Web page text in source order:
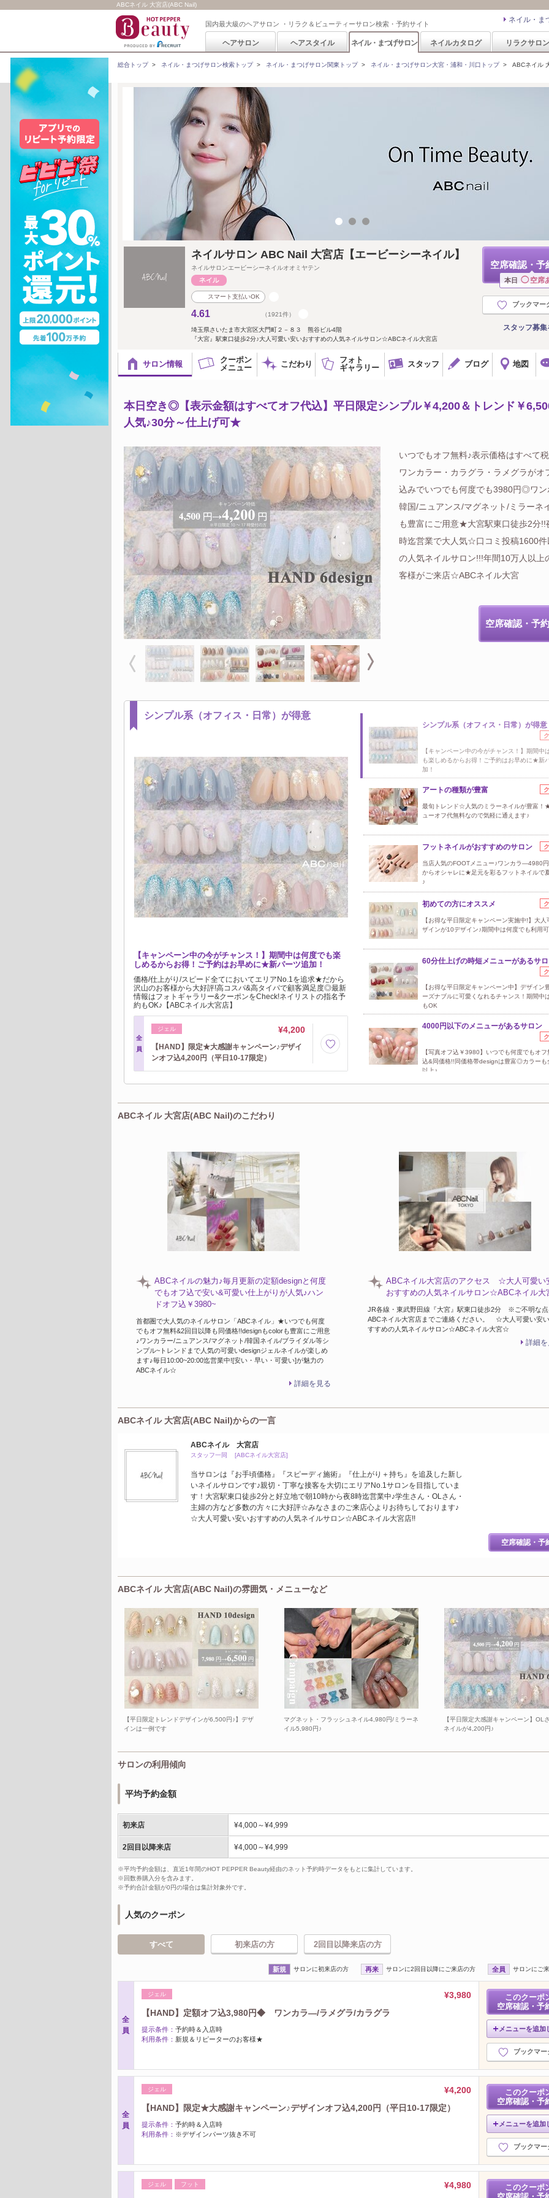
ABCネイル 大宮店(ABC Nail)
国内最大級のヘアサロン ・リラク＆ビューティーサロン検索・予約サイト ネイル・ま
ヘアサロン ヘアスタイル ネイル・まつげサロン ネイルカタログ リラクサロン
総合トップ> ネイル・まつげサロン検索トップ> ネイル・まつげサロン関東トップ> ネイル・まつげサロン大宮・浦和・川口トップ> ABCネイル
空席確認・予
本日 ◯ 空席
ブックマー
スタッフ募
ネイルサロン ABC Nail 大宮店【エービーシーネイル】
ネイルサロンエービーシーネイルオオミヤテン
スマート支払いOK
4.61 （1921件）
埼玉県さいたま市大宮区大門町２－８３ 熊谷ビル4階
『大宮』駅東口徒歩2分♪大人可愛い安いおすすめの人気ネイルサロン☆ABCネイル大宮店
サロン情報
クーポン
メニュー
こだわり
フォト
ギャラリー
スタッフ ブログ 地図
本日空き◎【表示金額はすべてオフ代込】平日限定シンプル￥4,200＆トレンド￥
人気♪30分～仕上げ可★
いつでもオフ無料♪表示価格はすべて
ワンカラー・カラグラ・ラメグラがオ
込みでいつでも何度でも3980円◎ワン
韓国/ニュアンス/マグネット/ミラーネ
も豊富にご用意★大宮駅東口徒歩2分!!
時迄営業で大人気☆口コミ投稿1600件
の人気ネイルサロン!!!年間10万人以上
客様がご来店☆ABCネイル大宮
空席確認・予
シンプル系（オフィス・日常）が得意
【キャンペーン中の今がチャンス！】期間中は何度でも楽
しめるからお得！ご予約はお早めに★新パーツ追加！
価格/仕上がり/スピード全てにおいてエリアNo.1を追求★だから
沢山のお客様から大好評!高コスパ&高タイパで顧客満足度◎最新
情報はフォトギャラリー&クーポンをCheck!ネイリストの指名予
約もOK♪【ABCネイル大宮店】
全
員
ジェル ¥4,200
【HAND】限定★大感謝キャンペーン♪デザイ
ンオフ込4,200円（平日10-17限定）
シンプル系（オフィス・日常）が得意
【キャンペーン中の今がチャンス！】期間中
も楽しめるからお得！ご予約はお早めに★新
加！
アートの種類が豊富
最旬トレンド☆人気のミラーネイルが豊富！
ューオフ代無料なので気軽に通えます♪
フットネイルがおすすめのサロン
当店人気のFOOTメニュー♪ワンカラ―4980
からオシャレに★足元を彩るフットネイルで
♪
初めての方にオススメ
【お得な平日限定キャンペーン実施中!】大人
ザインが10デザイン♪期間中は何度でも利用
60分仕上げの時短メニューがあるサ
【お得な平日限定キャンペーン中】デザイン
ーズナブルに可愛くなれるチャンス！期間中
もOK
4000円以下のメニューがあるサロン
【写真オフ込￥3980】いつでも何度でもオフ
込&同価格!!同価格帯designは豊富◎カラーも
以上♪
【写真オフ込￥4980】お得な定額￥3980～*
コミ数でエリアNo.1を追求♪最旬トレンド&安
ABCネイル 大宮店(ABC Nail)のこだわり
ABCネイルの魅力♪毎月更新の定額designと何度
でもオフ込で安い&可愛い仕上がりが人気♪ハン
ドオフ込￥3980~
首都圏で大人気のネイルサロン「ABCネイル」★いつでも何度
でもオフ無料&2回目以降も同価格!!designもcolorも豊富にご用意
♪ワンカラー/ニュアンス/マグネット/韓国ネイル/ブライダル等シ
ンプル~トレンドまで人気の可愛いdesignジェルネイルが楽しめ
ます♪毎日10:00~20:00迄営業中![安い・早い・可愛い]が魅力の
ABCネイル☆
詳細を見る
ABCネイル大宮店のアクセス ☆大人可愛い
おすすめの人気ネイルサロン☆ABCネイル
JR各線・東武野田線『大宮』駅東口徒歩2分 ※ご不明な
ABCネイル大宮店までご連絡ください。 ☆大人可愛い安
すすめの人気ネイルサロン☆ABCネイル大宮☆
詳細
ABCネイル 大宮店(ABC Nail)からの一言
ABCネイル 大宮店
スタッフ一同 [ABCネイル大宮店]
当サロンは『お手頃価格』『スピーディ施術』『仕上がり＋持ち』を追及した新し
いネイルサロンです♪親切・丁寧な接客を大切にエリアNo.1サロンを目指していま
す！大宮駅東口徒歩2分と好立地で朝10時から夜8時迄営業中♪学生さん・OLさん・
主婦の方など多数の方々に大好評☆みなさまのご来店心よりお待ちしております♪
☆大人可愛い安いおすすめの人気ネイルサロン☆ABCネイル大宮店!!
空席確認・予
ABCネイル 大宮店(ABC Nail)の雰囲気・メニューなど
【平日限定トレンドデザインが6,500円♪】デザ
インは一例です
マグネット・フラッシュネイル4,980円/ミラーネ
イル5,980円♪
【平日限定大感謝キャンペーン】OL
ネイルが4,200円♪
サロンの利用傾向
平均予約金額
初来店 ¥4,000～¥4,999
2回目以降来店 ¥4,000～¥4,999
※平均予約金額は、直近1年間のHOT PEPPER Beauty経由のネット予約時データをもとに集計しています。
※回数券購入分を含みます。
※予約合計金額が0円の場合は集計対象外です。
人気のクーポン
すべて 初来店の方 2回目以降来店の方
新規 サロンに初来店の方 再来 サロンに2回目以降にご来店の方 全員 サロンにご
全
員
ジェル
¥3,980
【HAND】定額オフ込3,980円◆ ワンカラ―/ラメグラ/カラグラ
提示条件： 予約時＆入店時
利用条件： 新規＆リピーターのお客様★
このクーポ
空席確認・予
メニューを追加
ブックマー
全
員
ジェル
¥4,200
【HAND】限定★大感謝キャンペーン♪デザインオフ込4,200円（平日10-17限定）
提示条件： 予約時＆入店時
利用条件： ※デザインパーツ抜き不可
このクーポ
空席確認・予
メニューを追加
ブックマー
ジェル フット ¥4,980
このクーポ